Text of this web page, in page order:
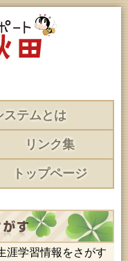
ステムとは
リンク集
トップページ
涯学習情報をさがす